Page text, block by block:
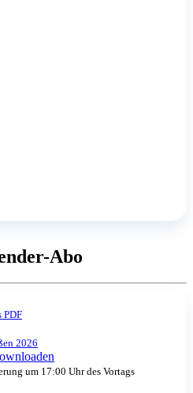
Abo
PDF
2026
um 17:00 Uhr des Vortags